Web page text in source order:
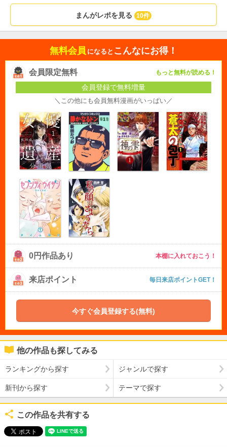
まんがレポを見る 10件
無料会員 になると こんなにお得！
会員限定無料 もっと無料が読める！
会員登録で無料増量
＼この他にも会員無料漫画がいっぱい／
0円作品あり 本棚に入れておこう！
来店ポイント 毎日来店ポイントGET！
今すぐ会員登録する(無料)
他の作品も探してみる
ランキングから探す ジャンルで探す
新刊から探す テーマで探す
この作品を共有する